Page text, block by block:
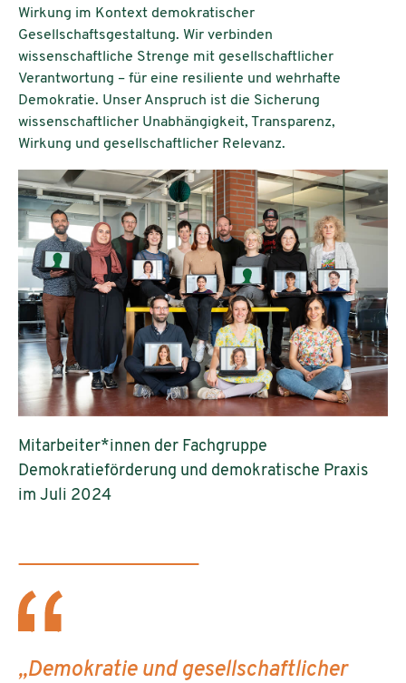
Wirkung im Kontext demokratischer
Gesellschaftsgestaltung. Wir verbinden
wissenschaftliche Strenge mit gesellschaftlicher
Verantwortung – für eine resiliente und wehrhafte
Demokratie. Unser Anspruch ist die Sicherung
wissenschaftlicher Unabhängigkeit, Transparenz,
Wirkung und gesellschaftlicher Relevanz.
Mitarbeiter*innen der Fachgruppe
Demokratieförderung und demokratische Praxis
im Juli 2024
„Demokratie und gesellschaftlicher